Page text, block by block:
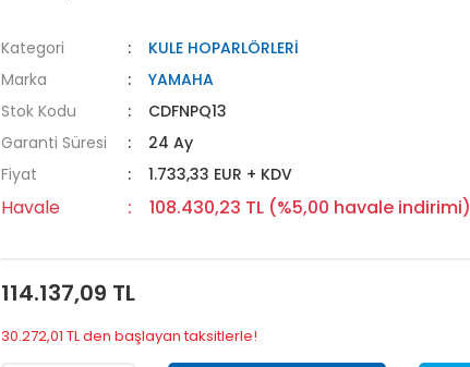
Kategori
KULE HOPARLÖRLERİ
Marka
YAMAHA
Stok Kodu
CDFNPQ13
Garanti Süresi
24 Ay
Fiyat
1.733,33 EUR + KDV
Havale 108.430,23 TL (%5,00 havale indirimi)
114.137,09 TL
30.272,01 TL den başlayan taksitlerle!